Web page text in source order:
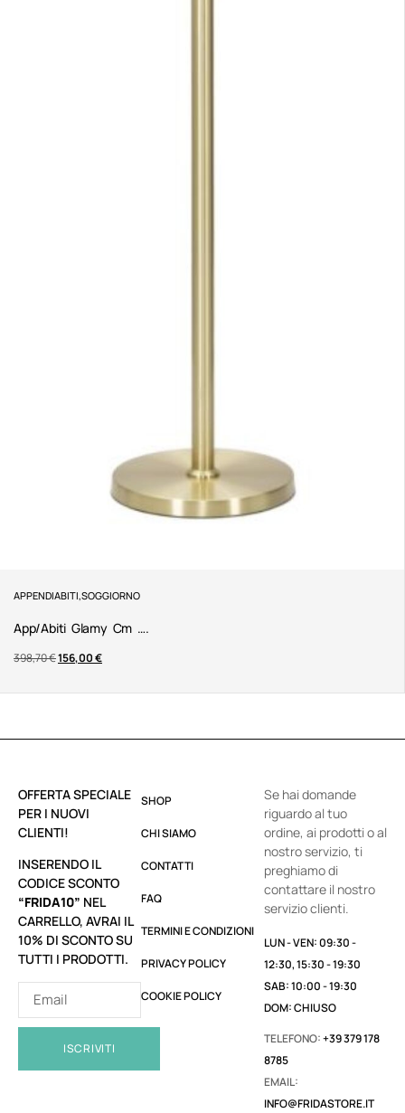
APPENDIABITI,SOGGIORNO
App/abiti Glamy Cm ….
398,70€156,00€
OFFERTA SPECIALE
PER I NUOVI
CLIENTI!
INSERENDO IL
CODICE SCONTO
“FRIDA10” NEL
CARRELLO, AVRAI IL
10% DI SCONTO SU
TUTTI I PRODOTTI.
ISCRIVITI
SHOP
CHI SIAMO
CONTATTI
FAQ
TERMINI E CONDIZIONI
PRIVACY POLICY
COOKIE POLICY
Se hai domande
riguardo al tuo
ordine, ai prodotti o al
nostro servizio, ti
preghiamo di
contattare il nostro
servizio clienti.
LUN - VEN: 09:30 -
12:30, 15:30 - 19:30
SAB: 10:00 - 19:30
DOM: CHIUSO
TELEFONO:+39 379 178
8785
EMAIL:
INFO@FRIDASTORE.IT